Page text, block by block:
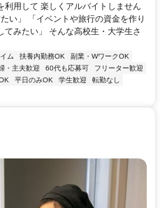
利用して 楽しくアルバイトしません
い」 「イベントや旅行の資金を作り
てみたい」 そんな高校生・大学生さ
ム 扶養内勤務OK
副業・WワークOK
・主夫歓迎 60代も応募可
フリーター歓迎
平日のみOK 学生歓迎
転勤なし